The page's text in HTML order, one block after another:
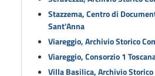
Stazzema, Centro di
Sant'Anna
Viareggio, Archivio Storico
Viareggio, Consorzio 1
Villa Basilica, Archivio